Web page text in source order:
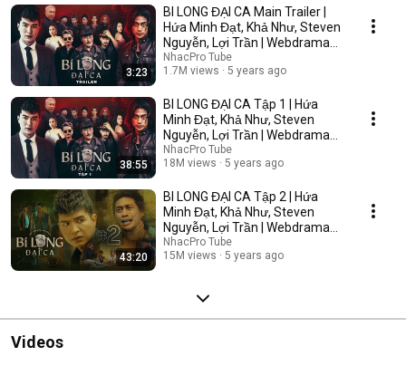
3:23
BI LONG ĐẠI CA Main Trailer |
Hứa Minh Đạt, Khả Như, Steven
Nguyễn, Lợi Trần | Webdrama
Yang Hồ 2021
NhacPro Tube
1.7M views
5 years ago
38:55
BI LONG ĐẠI CA Tập 1 | Hứa
Minh Đạt, Khả Như, Steven
Nguyễn, Lợi Trần | Webdrama
Yang Hồ 2021
NhacPro Tube
18M views
5 years ago
43:20
BI LONG ĐẠI CA Tập 2 | Hứa
Minh Đạt, Khả Như, Steven
Nguyễn, Lợi Trần | Webdrama
Yang Hồ 2021
NhacPro Tube
15M views
5 years ago
Videos